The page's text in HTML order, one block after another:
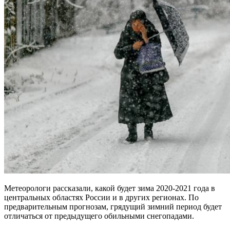
Метеорологи рассказали, какой будет зима 2020-2021 года в
центральных областях России и в других регионах. По
предварительным прогнозам, грядущий зимний период будет
отличаться от предыдущего обильными снегопадами.